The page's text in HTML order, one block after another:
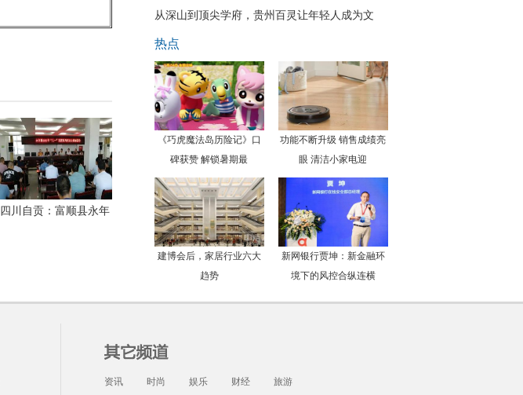
四川自贡：富顺县永年
从深山到顶尖学府，贵州百灵让年轻人成为文
热点
《巧虎魔法岛历险记》口
碑获赞 解锁暑期最
功能不断升级 销售成绩亮
眼 清洁小家电迎
建博会后，家居行业六大
趋势
新网银行贾坤：新金融环
境下的风控合纵连横
资讯 时尚 娱乐 财经 旅游